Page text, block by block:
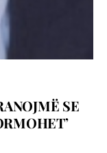
SE